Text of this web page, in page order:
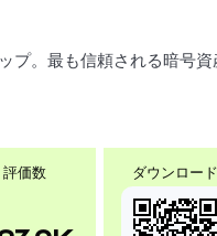
。最も信頼される暗号資
評価数 ダウンロード